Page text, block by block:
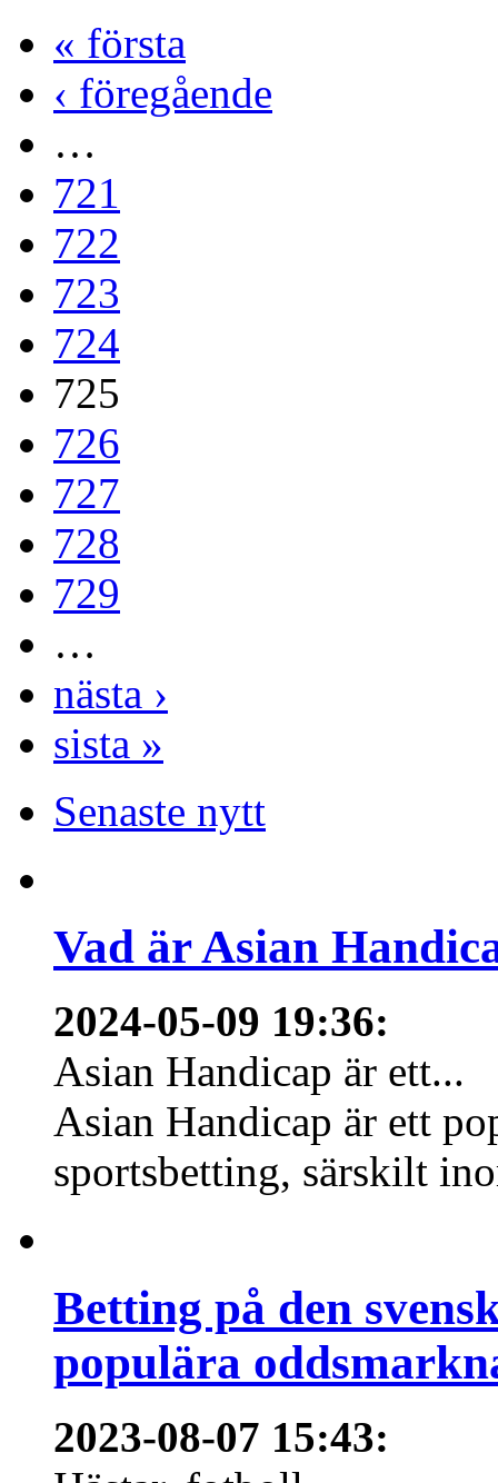
« första
‹ föregående
…
721
722
723
724
725
726
727
728
729
…
nästa ›
sista »
Senaste nytt
Vad är Asian
2024-05-09 19:36:
Asian Handicap är ett...
Asian Handicap är ett
sportsbetting, särskilt
Betting på den
populära
2023-08-07 15:43: